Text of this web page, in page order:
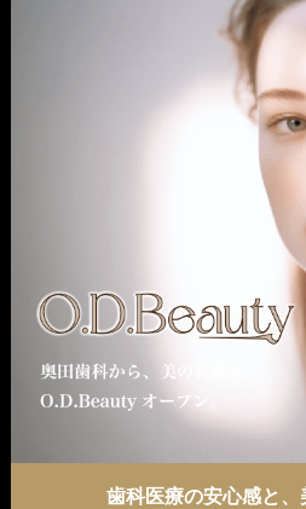
歯科医療の安心感と、